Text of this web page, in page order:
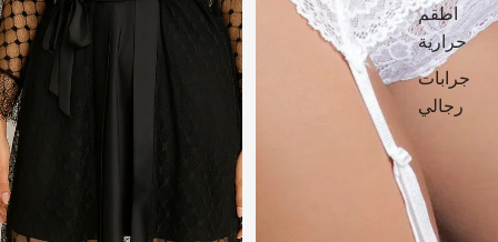
اطقم
حرارية
جرابات
رجالي